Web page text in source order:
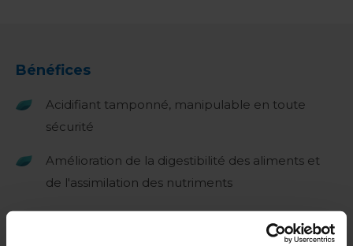
Bénéfices
Acidifiant tamponné, manipulable en toute
sécurité
Amélioration de la digestibilité des aliments et
de l'assimilation des nutriments
Peut être utilisé en combinaison avec un
traitement de l'eau potable tel que Aquazix plus